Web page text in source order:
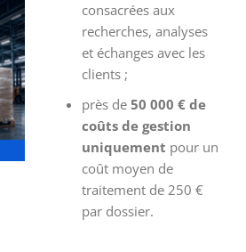
consacrées aux
recherches, analyses
et échanges avec les
clients ;
près de50 000 € de
coûts de gestion
uniquement pour un
coût moyen de
traitement de 250 €
par dossier.